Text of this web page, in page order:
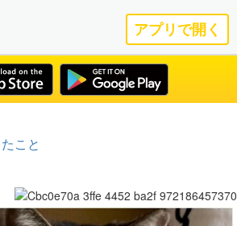
アプリで開く
こと